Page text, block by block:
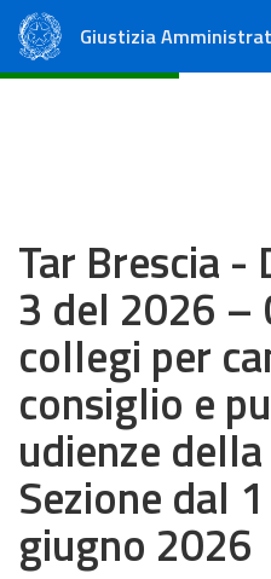
Giustizia
Tar Brescia -
3 del 2026 –
collegi per
consiglio e
udienze
Sezione dal
giugno 2026